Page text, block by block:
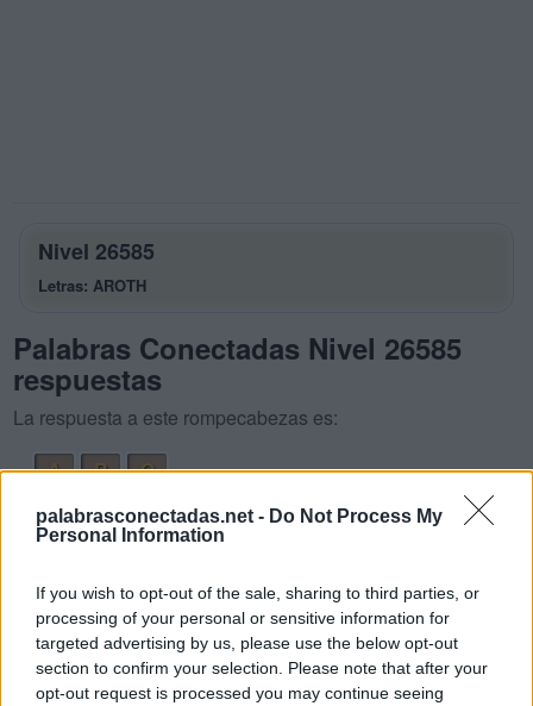
palabrasconectadas.net - Do Not Process My
Personal Information
If you wish to opt-out of the sale, sharing to third parties, or
processing of your personal or sensitive information for
targeted advertising by us, please use the below opt-out
section to confirm your selection. Please note that after your
opt-out request is processed you may continue seeing
Nivel 26585
Letras: AROTH
Palabras Conectadas Nivel 26585
respuestas
La respuesta a este rompecabezas es:
A
R
O
O
R
A
O
T R
A
R
O T
A
H
A R T
O
Palabras extra: